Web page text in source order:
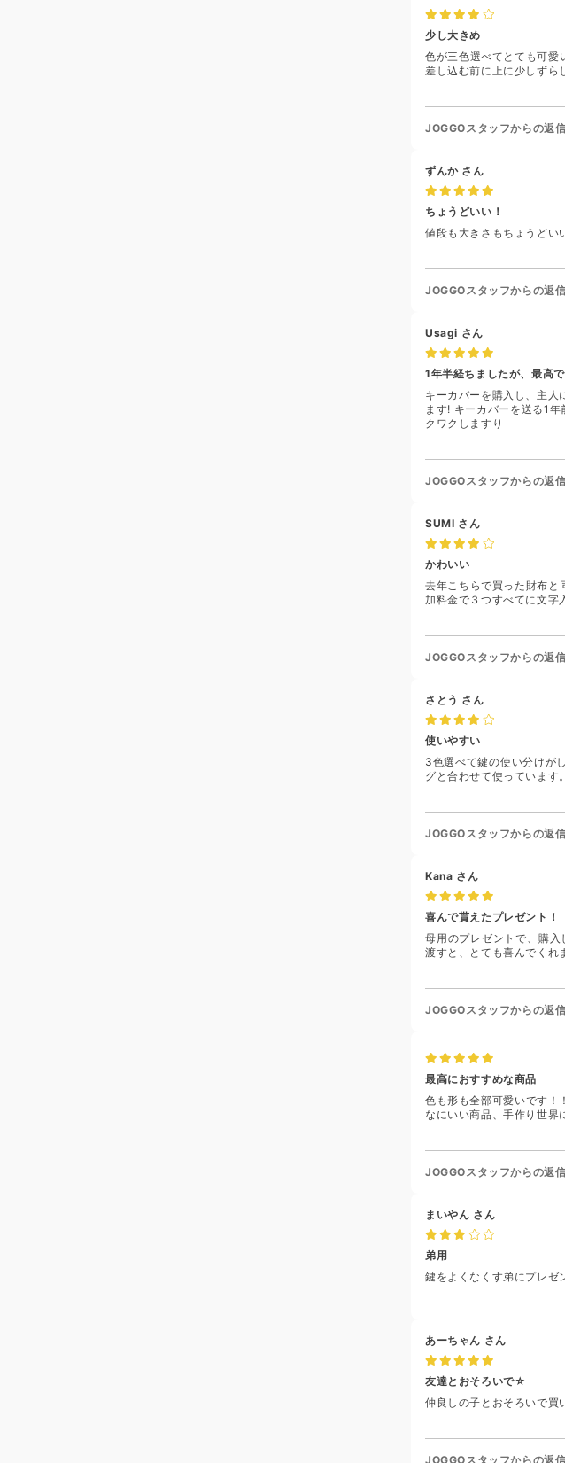
少し大きめ
色が三色選べてとても可愛
差し込む前に上に少しずら
JOGGOスタッフからの返信
ずんか さん
ちょうどいい！
値段も大きさもちょうどい
JOGGOスタッフからの返信
Usagi さん
1年半経ちましたが、最高
キーカバーを購入し、主人
ます! キーカバーを送る1
クワクしますり
JOGGOスタッフからの返信
SUMI さん
かわいい
去年こちらで買った財布と
加料金で３つすべてに文字
JOGGOスタッフからの返信
さとう さん
使いやすい
3色選べて鍵の使い分けが
グと合わせて使っています。
JOGGOスタッフからの返信
Kana さん
喜んで貰えたプレゼント！
母用のプレゼントで、購
渡すと、とても喜んでくれ
JOGGOスタッフからの返信
最高におすすめな商品
色も形も全部可愛いです！
なにいい商品、手作り世界
JOGGOスタッフからの返信
まいやん さん
弟用
鍵をよくなくす弟にプレゼ
あーちゃん さん
友達とおそろいで☆
仲良しの子とおそろいで
JOGGOスタッフからの返信